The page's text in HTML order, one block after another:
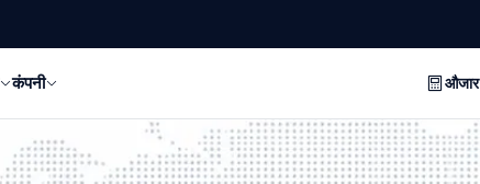
कंपनी औजार